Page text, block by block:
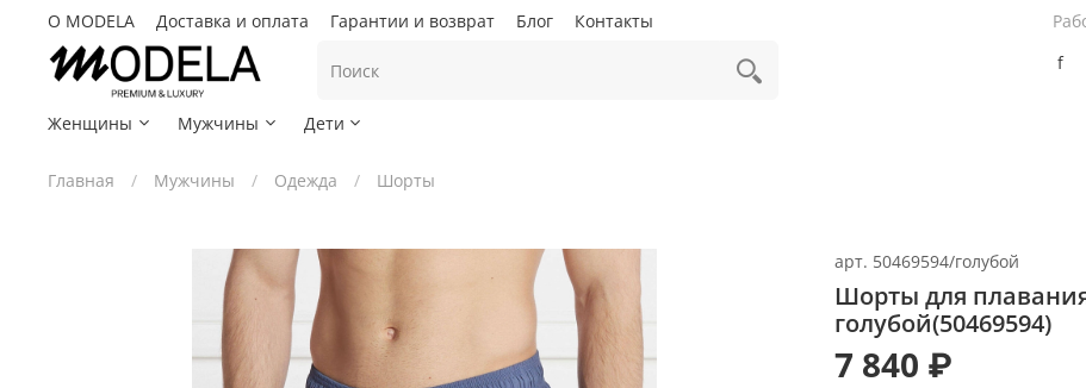
О MODELA Доставка и оплата Гарантии и возврат Блог Контакты
f
Женщины Мужчины Дети
Главная Мужчины Одежда Шорты
арт. 50469594/голубой
Шорты для плавания
голубой(50469594)
7 840 ₽